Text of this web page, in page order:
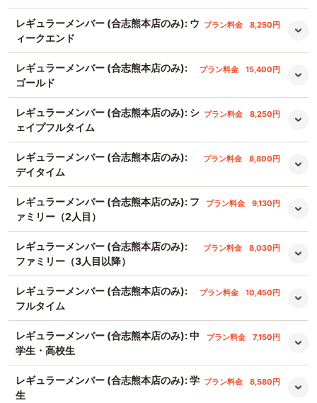
レギュラーメンバー (合志熊本店のみ): ウ
ィークエンド
プラン料金 8,250円
レギュラーメンバー (合志熊本店のみ):
ゴールド
プラン料金 15,400円
レギュラーメンバー (合志熊本店のみ): シ
ェイプフルタイム
プラン料金 8,250円
レギュラーメンバー (合志熊本店のみ):
デイタイム
プラン料金 8,800円
レギュラーメンバー (合志熊本店のみ): フ
ァミリー（2人目）
プラン料金 9,130円
レギュラーメンバー (合志熊本店のみ):
ファミリー（3人目以降）
プラン料金 8,030円
レギュラーメンバー (合志熊本店のみ):
フルタイム
プラン料金 10,450円
レギュラーメンバー (合志熊本店のみ): 中
学生・高校生
プラン料金 7,150円
レギュラーメンバー (合志熊本店のみ): 学
生
プラン料金 8,580円